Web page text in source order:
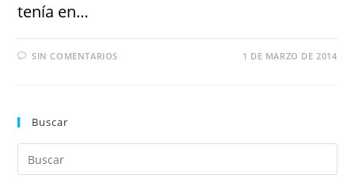
tenía en…
SIN COMENTARIOS 1 DE MARZO DE 2014
Buscar